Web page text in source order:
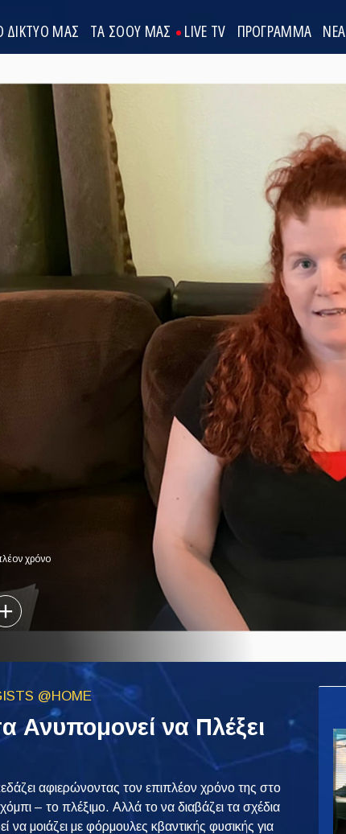
ΔΙΚΤΥΟ ΜΑΣ ΤΑ ΣΟΟΥ ΜΑΣ LIVE TV ΠΡΟΓΡΑΜΜΑ ΝΕΑ
χρόνο
@HOME
Ανυπομονεί να Πλέξει
αφιερώνοντας τον επιπλέον χρόνο της στο
– το πλέξιμο. Αλλά το να διαβάζει τα σχέδια
να μοιάζει με φόρμουλες κβαντικής φυσικής για